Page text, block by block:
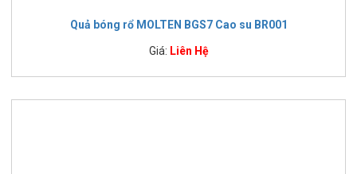
Quả bóng rổ MOLTEN BGS7 Cao su BR001
Giá: Liên Hệ